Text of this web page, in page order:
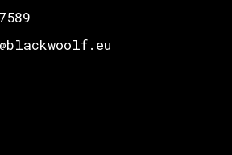
@blackwoolf.eu